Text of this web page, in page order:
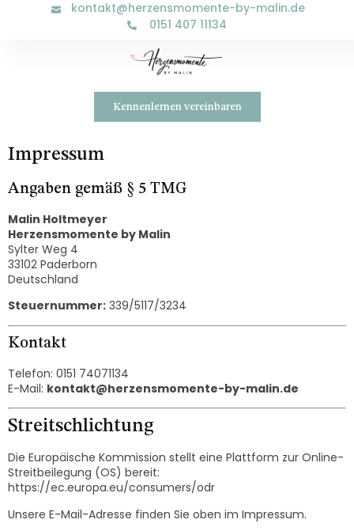
kontakt@herzensmomente-by-malin.de
0151 407 11134
Kennenlernen vereinbaren
Impressum
Angaben gemäß § 5 TMG
Malin Holtmeyer
Herzensmomente by Malin
Sylter Weg 4
33102 Paderborn
Deutschland
Steuernummer: 339/5117/3234
Kontakt
Telefon: 0151 74071134
E-Mail: kontakt@herzensmomente-by-malin.de
Streitschlichtung
Die Europäische Kommission stellt eine Plattform zur Online-
Streitbeilegung (OS) bereit:
https://ec.europa.eu/consumers/odr
Unsere E-Mail-Adresse finden Sie oben im Impressum.